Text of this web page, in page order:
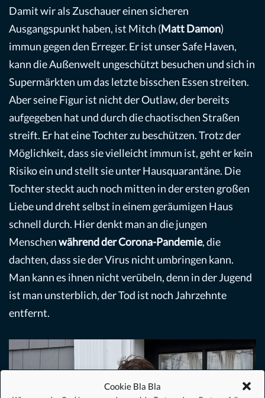
Cookie Bla Bla
Damit wir als Zuschauer einen sicheren
Ausgangspunkt haben, ist Mitch (Matt Damon)
immun gegen den Erreger. Er ist unser Safe Haven,
kann die Außenwelt ungeschützt besuchen und sich in
Supermärkten um das letzte bisschen Essen streiten.
Aber seine Figur ist nicht der Outlaw, der bereits
aufgegeben hat und durch die chaotischen Straßen
streift. Er hat eine Tochter zu beschützen. Trotz der
Möglichkeit, dass sie vielleicht immun ist, geht er kein
Risiko ein und stellt sie unter Hausquarantäne. Die
Tochter steckt auch noch mitten in der ersten großen
Liebe und dreht selbst in einem geräumigen Haus
schnell durch. Hier denkt man an die jungen
Menschenwährend der Corona-Pandemie, die
dachten, dass sie der Virus nicht umbringen kann.
Man kann es ihnen nicht verübeln, denn in der Jugend
ist man unsterblich, der Tod ist noch Jahrzehnte
entfernt.